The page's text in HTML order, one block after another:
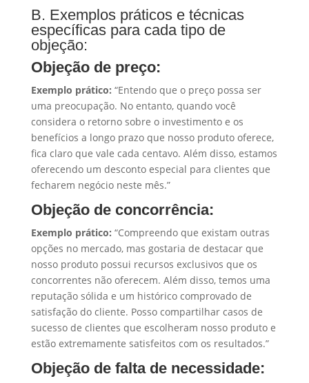
B. Exemplos práticos e técnicas
específicas para cada tipo de
objeção:
Objeção de preço:
Exemplo prático: “Entendo que o preço possa ser
uma preocupação. No entanto, quando você
considera o retorno sobre o investimento e os
benefícios a longo prazo que nosso produto oferece,
fica claro que vale cada centavo. Além disso, estamos
oferecendo um desconto especial para clientes que
fecharem negócio neste mês.”
Objeção de concorrência:
Exemplo prático: “Compreendo que existam outras
opções no mercado, mas gostaria de destacar que
nosso produto possui recursos exclusivos que os
concorrentes não oferecem. Além disso, temos uma
reputação sólida e um histórico comprovado de
satisfação do cliente. Posso compartilhar casos de
sucesso de clientes que escolheram nosso produto e
estão extremamente satisfeitos com os resultados.”
Objeção de falta de necessidade: